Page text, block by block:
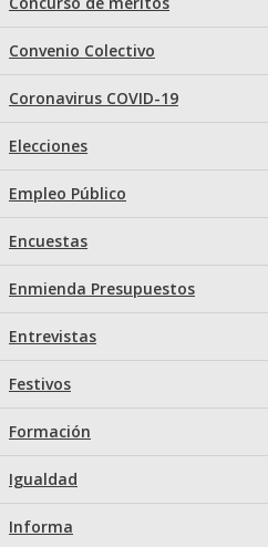
Convenio Colectivo
Coronavirus COVID-19
Elecciones
Empleo Público
Encuestas
Enmienda Presupuestos
Entrevistas
Festivos
Formación
Igualdad
Informa